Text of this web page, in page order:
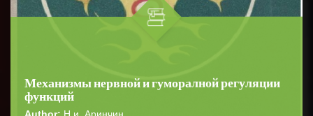
Механизмы нервной и гуморалной регуляции
функций
Author: Н.и. Аринчин